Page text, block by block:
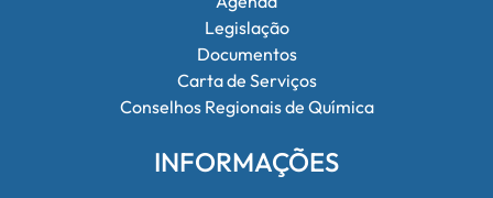
Legislação
Documentos
Carta de Serviços
Conselhos Regionais de Química
INFORMAÇÕES